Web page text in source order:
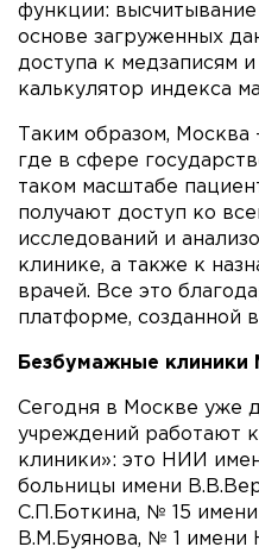
функции:
основе загруженных
доступа к медзаписям
калькулятор индекса
Таким образом,
где в сфере
таком масштабе
получают доступ ко
исследований и
клинике, а также к
врачей. Все это
платформе, созданной
Безбумажные клиники
Сегодня в Москве уже
учреждений работают
клиники»: это НИИ
больницы имени
С.П.Боткина, № 15
В.М.Буянова, № 1 имени